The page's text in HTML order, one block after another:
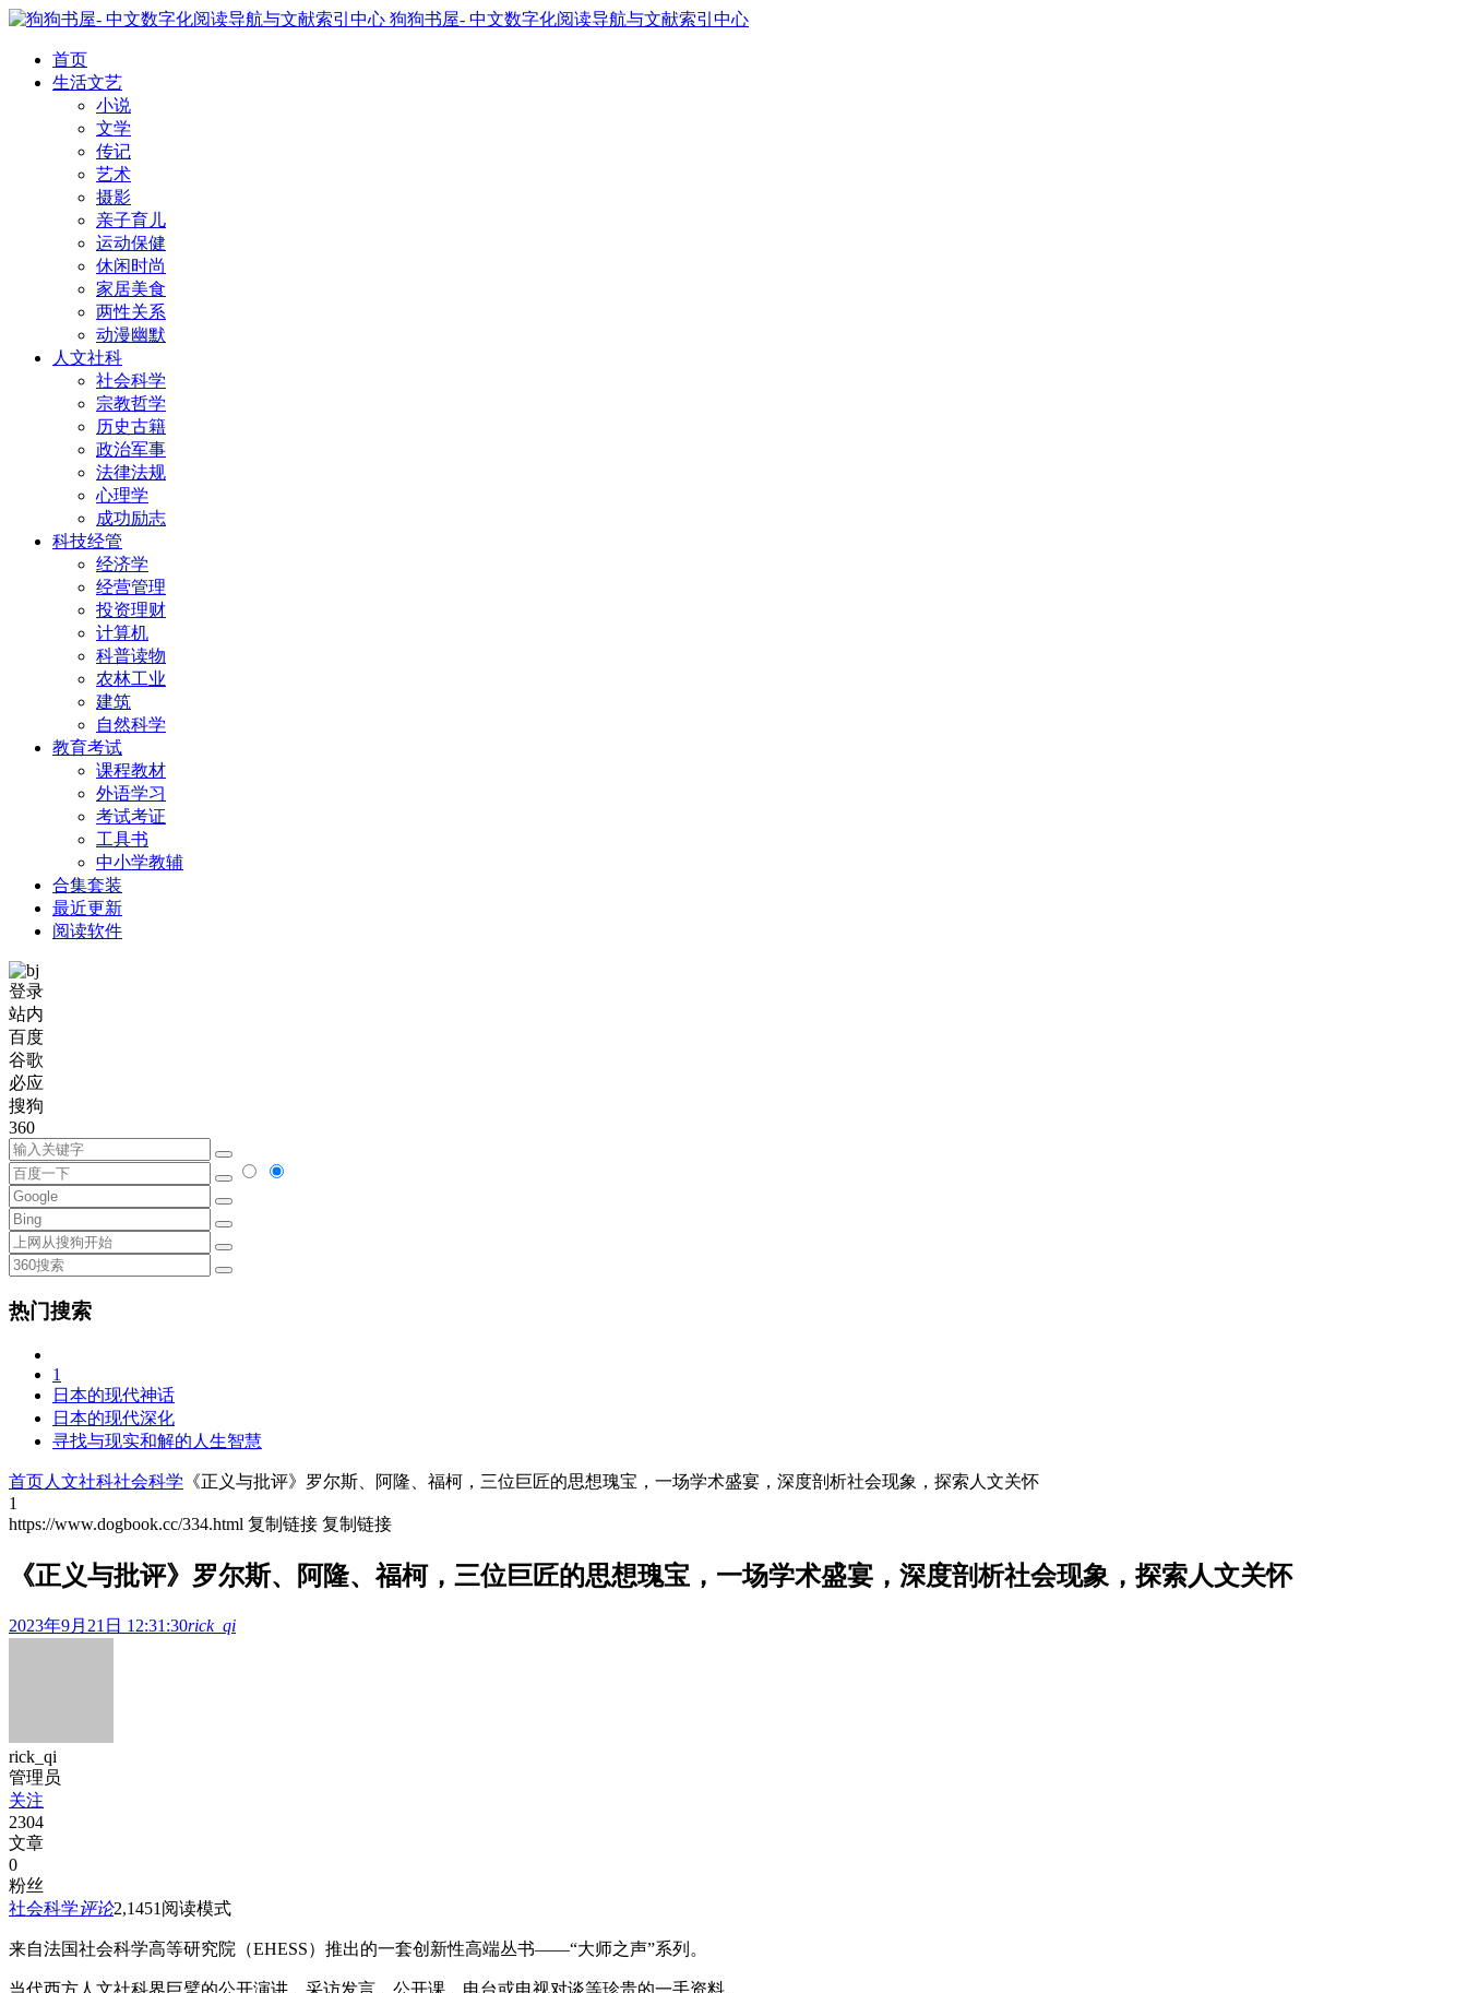
狗狗书屋- 中文数字化阅读导航与文献索引中心
首页
生活文艺
小说
文学
传记
艺术
摄影
亲子育儿
运动保健
休闲时尚
家居美食
两性关系
动漫幽默
人文社科
社会科学
宗教哲学
历史古籍
政治军事
法律法规
心理学
成功励志
科技经管
经济学
经营管理
投资理财
计算机
科普读物
农林工业
建筑
自然科学
教育考试
课程教材
外语学习
考试考证
工具书
中小学教辅
合集套装
最近更新
阅读软件
登录
站内
百度
谷歌
必应
搜狗
360
热门搜索
1
日本的现代神话
日本的现代深化
寻找与现实和解的人生智慧
首页人文社科社会科学 《正义与批评》罗尔斯、阿隆、福柯，三位巨匠的思想瑰宝，一场学术盛宴，深度剖析社会现象，探索人文关怀
1
https://www.dogbook.cc/334.html 复制链接 复制链接
《正义与批评》罗尔斯、阿隆、福柯，三位巨匠的思想瑰宝，一场学术盛宴，深度剖析社会现象，探索人文关怀
2023年9月21日 12:31:30rick_qi
rick_qi
管理员
关注
2304
文章
0
粉丝
社会科学评论2,1451 阅读模式
来自法国社会科学高等研究院（EHESS）推出的一套创新性高端丛书——“大师之声”系列。